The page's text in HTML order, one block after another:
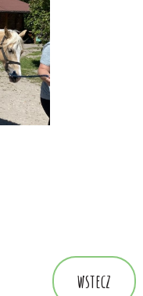
wstecz